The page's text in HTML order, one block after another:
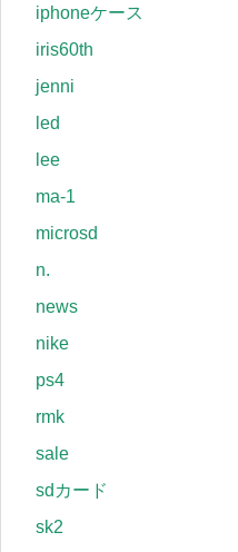
iphoneケース
iris60th
jenni
led
lee
ma-1
microsd
n.
news
nike
ps4
rmk
sale
sdカード
sk2